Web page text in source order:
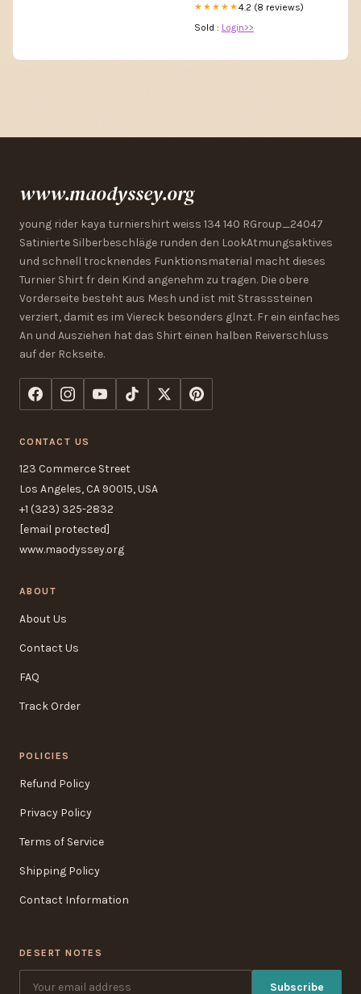
★★★★★4.2 (8 reviews)
Sold : Login>>
www.maodyssey.org
young rider kaya turniershirt weiss 134 140 RGroup_24047
Satinierte Silberbeschläge runden den LookAtmungsaktives
und schnell trocknendes Funktionsmaterial macht dieses
Turnier Shirt fr dein Kind angenehm zu tragen. Die obere
Vorderseite besteht aus Mesh und ist mit Strasssteinen
verziert, damit es im Viereck besonders glnzt. Fr ein einfaches
An und Ausziehen hat das Shirt einen halben Reiverschluss
auf der Rckseite.
CONTACT US
123 Commerce Street
Los Angeles, CA 90015, USA
+1 (323) 325-2832
[email protected]
www.maodyssey.org
ABOUT
About Us
Contact Us
FAQ
Track Order
POLICIES
Refund Policy
Privacy Policy
Terms of Service
Shipping Policy
Contact Information
DESERT NOTES
Subscribe